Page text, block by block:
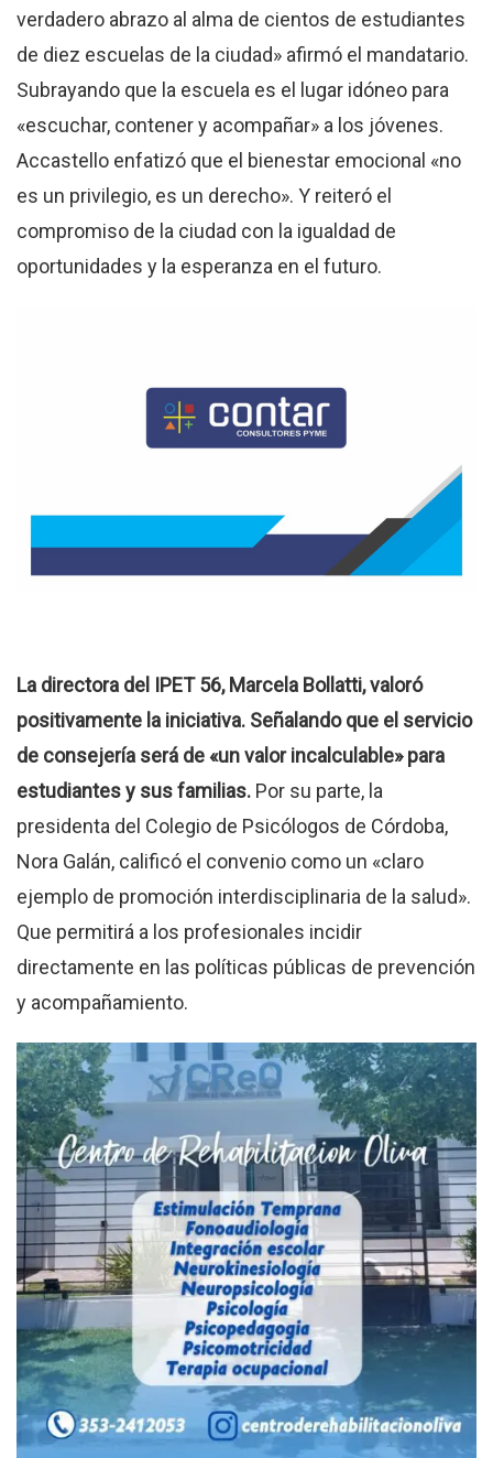
verdadero abrazo al alma de cientos de estudiantes
de diez escuelas de la ciudad» afirmó el mandatario.
Subrayando que la escuela es el lugar idóneo para
«escuchar, contener y acompañar» a los jóvenes.
Accastello enfatizó que el bienestar emocional «no
es un privilegio, es un derecho». Y reiteró el
compromiso de la ciudad con la igualdad de
oportunidades y la esperanza en el futuro.
La directora del IPET 56, Marcela Bollatti, valoró
positivamente la iniciativa. Señalando que el servicio
de consejería será de «un valor incalculable» para
estudiantes y sus familias. Por su parte, la
presidenta del Colegio de Psicólogos de Córdoba,
Nora Galán, calificó el convenio como un «claro
ejemplo de promoción interdisciplinaria de la salud».
Que permitirá a los profesionales incidir
directamente en las políticas públicas de prevención
y acompañamiento.